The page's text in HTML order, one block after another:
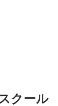
クール